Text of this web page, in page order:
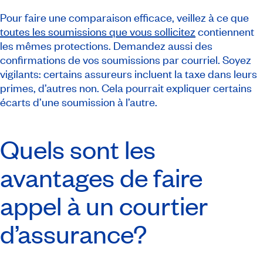
Pour faire une comparaison efficace, veillez à ce que
toutes les soumissions que vous sollicitez contiennent
les mêmes protections. Demandez aussi des
confirmations de vos soumissions par courriel. Soyez
vigilants: certains assureurs incluent la taxe dans leurs
primes, d’autres non. Cela pourrait expliquer certains
écarts d’une soumission à l’autre.
Quels sont les
avantages de faire
appel à un courtier
d’assurance?